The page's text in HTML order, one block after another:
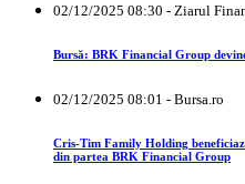
02/12/2025 08:30 - Ziarul
Bursă: BRK Financial Group
02/12/2025 08:01 - Bursa.ro
Cris-Tim Family Holding
din partea BRK Financial Group